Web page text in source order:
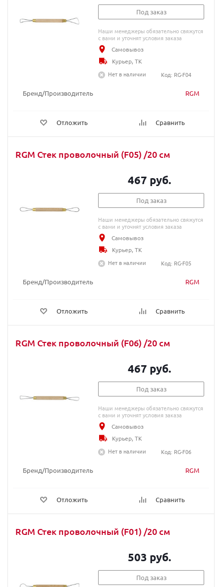
Бренд/Производитель RGM
Отложить Сравнить
Под заказ
Наши менеджеры обязательно свяжутся
с вами и уточнят условия заказа
Самовывоз
Курьер, ТК
Нет в наличии
Код: RG-F04
RGM Стек проволочный (F05) /20 cм
Бренд/Производитель RGM
Отложить Сравнить
467 руб.
Под заказ
Наши менеджеры обязательно свяжутся
с вами и уточнят условия заказа
Самовывоз
Курьер, ТК
Нет в наличии
Код: RG-F05
RGM Стек проволочный (F06) /20 cм
Бренд/Производитель RGM
Отложить Сравнить
467 руб.
Под заказ
Наши менеджеры обязательно свяжутся
с вами и уточнят условия заказа
Самовывоз
Курьер, ТК
Нет в наличии
Код: RG-F06
RGM Стек проволочный (F01) /20 cм
503 руб.
Под заказ